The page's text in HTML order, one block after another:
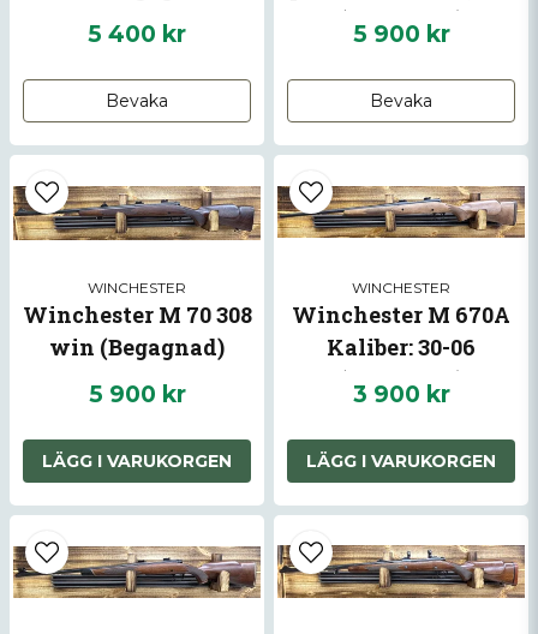
5 400 kr
Bevaka
(Begagnad)
5 900 kr
Bevaka
WINCHESTER
Winchester M 70 308
win (Begagnad)
5 900 kr
LÄGG I VARUKORGEN
WINCHESTER
Winchester M 670A
Kaliber: 30-06
(Begagnad)
3 900 kr
LÄGG I VARUKORGEN
Skicka fråga